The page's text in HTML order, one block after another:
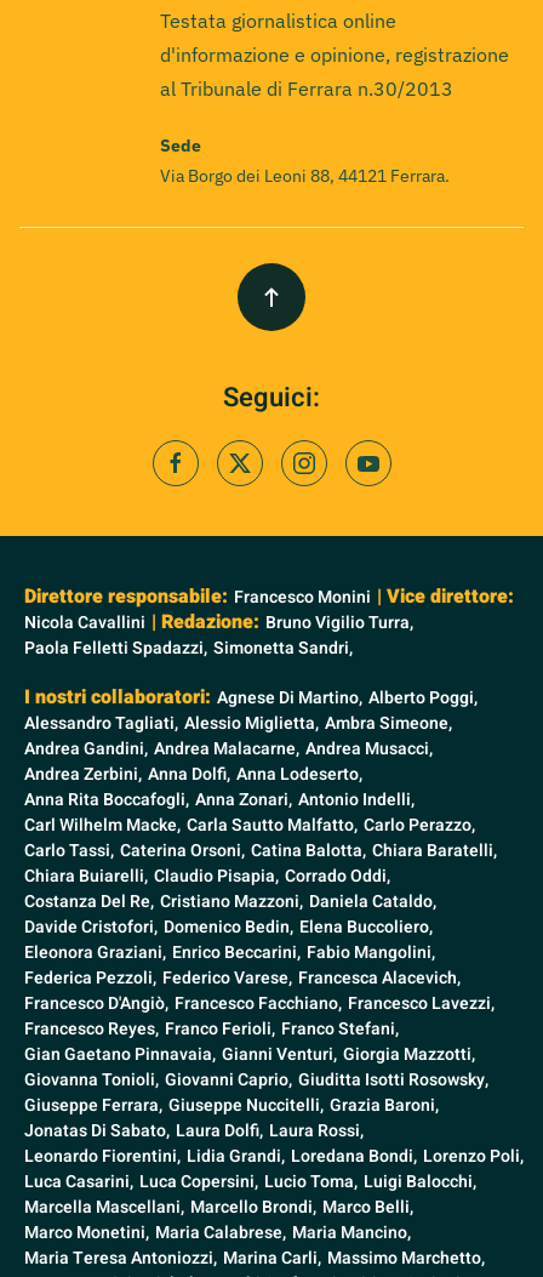
Testata giornalistica online
d'informazione e opinione, registrazione
al Tribunale di Ferrara n.30/2013
Sede
Via Borgo dei Leoni 88, 44121 Ferrara.
Seguici:
Direttore responsabile: Francesco Monini | Vice direttore:
Nicola Cavallini | Redazione: Bruno Vigilio Turra,
Paola Felletti Spadazzi, Simonetta Sandri,
I nostri collaboratori: Agnese Di Martino, Alberto Poggi,
Alessandro Tagliati, Alessio Miglietta, Ambra Simeone,
Andrea Gandini, Andrea Malacarne, Andrea Musacci,
Andrea Zerbini, Anna Dolfi, Anna Lodeserto,
Anna Rita Boccafogli, Anna Zonari, Antonio Indelli,
Carl Wilhelm Macke, Carla Sautto Malfatto, Carlo Perazzo,
Carlo Tassi, Caterina Orsoni, Catina Balotta, Chiara Baratelli,
Chiara Buiarelli, Claudio Pisapia, Corrado Oddi,
Costanza Del Re, Cristiano Mazzoni, Daniela Cataldo,
Davide Cristofori, Domenico Bedin, Elena Buccoliero,
Eleonora Graziani, Enrico Beccarini, Fabio Mangolini,
Federica Pezzoli, Federico Varese, Francesca Alacevich,
Francesco D'Angiò, Francesco Facchiano, Francesco Lavezzi,
Francesco Reyes, Franco Ferioli, Franco Stefani,
Gian Gaetano Pinnavaia, Gianni Venturi, Giorgia Mazzotti,
Giovanna Tonioli, Giovanni Caprio, Giuditta Isotti Rosowsky,
Giuseppe Ferrara, Giuseppe Nuccitelli, Grazia Baroni,
Jonatas Di Sabato, Laura Dolfi, Laura Rossi,
Leonardo Fiorentini, Lidia Grandi, Loredana Bondi, Lorenzo Poli,
Luca Casarini, Luca Copersini, Lucio Toma, Luigi Balocchi,
Marcella Mascellani, Marcello Brondi, Marco Belli,
Marco Monetini, Maria Calabrese, Maria Mancino,
Maria Teresa Antoniozzi, Marina Carli, Massimo Marchetto,